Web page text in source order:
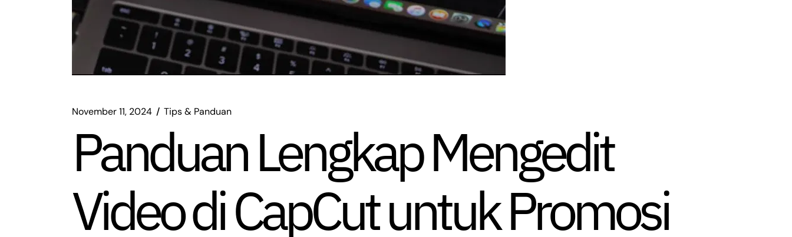
November 11, 2024 Tips & Panduan
Panduan Lengkap Mengedit
Video di CapCut untuk Promosi